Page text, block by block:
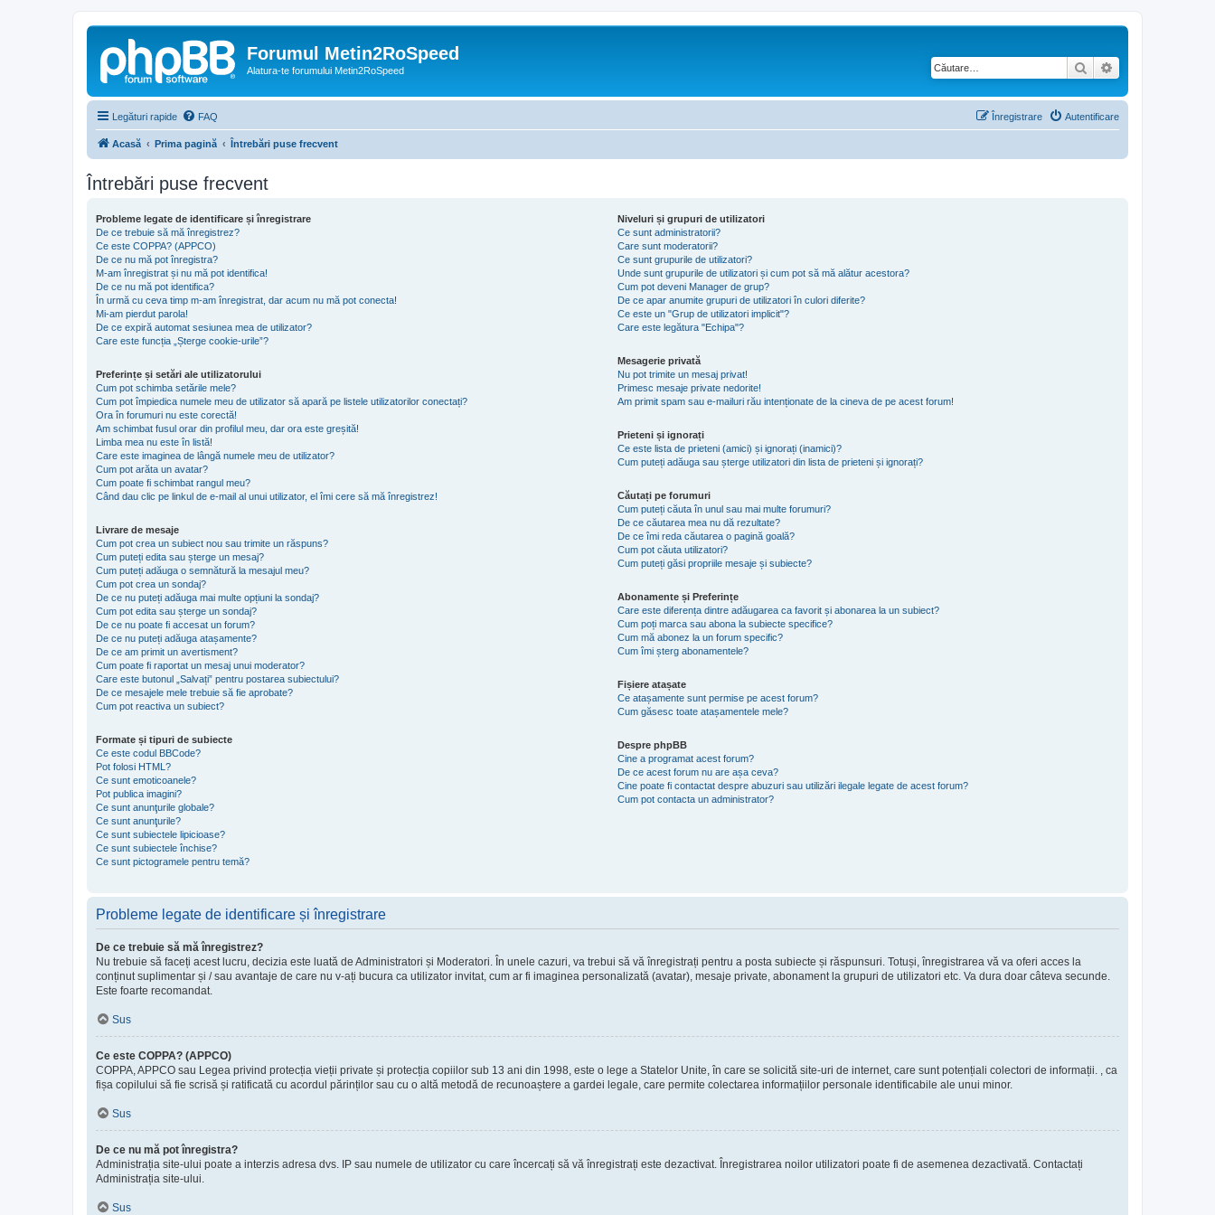
Forumul Metin2RoSpeed
Alatura-te forumului Metin2RoSpeed Căutare
Legături rapide FAQ Autentificare
Înregistrare
Acasă Prima pagină Întrebări puse frecvent
Întrebări puse frecvent
Probleme legate de identificare și înregistrare
De ce trebuie să mă înregistrez?
Ce este COPPA? (APPCO)
De ce nu mă pot înregistra?
M-am înregistrat și nu mă pot identifica!
De ce nu mă pot identifica?
În urmă cu ceva timp m-am înregistrat, dar acum nu mă pot conecta!
Mi-am pierdut parola!
De ce expiră automat sesiunea mea de utilizator?
Care este funcția „Șterge cookie-urile”?
Preferințe și setări ale utilizatorului
Cum pot schimba setările mele?
Cum pot împiedica numele meu de utilizator să apară pe listele utilizatorilor conectați?
Ora în forumuri nu este corectă!
Am schimbat fusul orar din profilul meu, dar ora este greșită!
Limba mea nu este în listă!
Care este imaginea de lângă numele meu de utilizator?
Cum pot arăta un avatar?
Cum poate fi schimbat rangul meu?
Când dau clic pe linkul de e-mail al unui utilizator, el îmi cere să mă înregistrez!
Livrare de mesaje
Cum pot crea un subiect nou sau trimite un răspuns?
Cum puteți edita sau șterge un mesaj?
Cum puteți adăuga o semnătură la mesajul meu?
Cum pot crea un sondaj?
De ce nu puteți adăuga mai multe opțiuni la sondaj?
Cum pot edita sau șterge un sondaj?
De ce nu poate fi accesat un forum?
De ce nu puteți adăuga atașamente?
De ce am primit un avertisment?
Cum poate fi raportat un mesaj unui moderator?
Care este butonul „Salvați” pentru postarea subiectului?
De ce mesajele mele trebuie să fie aprobate?
Cum pot reactiva un subiect?
Formate și tipuri de subiecte
Ce este codul BBCode?
Pot folosi HTML?
Ce sunt emoticoanele?
Pot publica imagini?
Ce sunt anunţurile globale?
Ce sunt anunţurile?
Ce sunt subiectele lipicioase?
Ce sunt subiectele închise?
Ce sunt pictogramele pentru temă?
Niveluri și grupuri de utilizatori
Ce sunt administratorii?
Care sunt moderatorii?
Ce sunt grupurile de utilizatori?
Unde sunt grupurile de utilizatori și cum pot să mă alătur acestora?
Cum pot deveni Manager de grup?
De ce apar anumite grupuri de utilizatori în culori diferite?
Ce este un "Grup de utilizatori implicit"?
Care este legătura "Echipa"?
Mesagerie privată
Nu pot trimite un mesaj privat!
Primesc mesaje private nedorite!
Am primit spam sau e-mailuri rău intenționate de la cineva de pe acest forum!
Prieteni și ignorați
Ce este lista de prieteni (amici) și ignorați (inamici)?
Cum puteți adăuga sau șterge utilizatori din lista de prieteni și ignorați?
Căutați pe forumuri
Cum puteți căuta în unul sau mai multe forumuri?
De ce căutarea mea nu dă rezultate?
De ce îmi reda căutarea o pagină goală?
Cum pot căuta utilizatori?
Cum puteți găsi propriile mesaje și subiecte?
Abonamente și Preferințe
Care este diferența dintre adăugarea ca favorit și abonarea la un subiect?
Cum poți marca sau abona la subiecte specifice?
Cum mă abonez la un forum specific?
Cum îmi șterg abonamentele?
Fișiere atașate
Ce atașamente sunt permise pe acest forum?
Cum găsesc toate atașamentele mele?
Despre phpBB
Cine a programat acest forum?
De ce acest forum nu are așa ceva?
Cine poate fi contactat despre abuzuri sau utilizări ilegale legate de acest forum?
Cum pot contacta un administrator?
Probleme legate de identificare și înregistrare
De ce trebuie să mă înregistrez?
Nu trebuie să faceți acest lucru, decizia este luată de Administratori și Moderatori. În unele cazuri, va trebui să vă înregistrați pentru a posta subiecte și răspunsuri. Totuși, înregistrarea vă va oferi acces la
conținut suplimentar și / sau avantaje de care nu v-ați bucura ca utilizator invitat, cum ar fi imaginea personalizată (avatar), mesaje private, abonament la grupuri de utilizatori etc. Va dura doar câteva secunde.
Este foarte recomandat.
Sus
Ce este COPPA? (APPCO)
COPPA, APPCO sau Legea privind protecția vieții private și protecția copiilor sub 13 ani din 1998, este o lege a Statelor Unite, în care se solicită site-uri de internet, care sunt potențiali colectori de informații. , ca
fișa copilului să fie scrisă și ratificată cu acordul părinților sau cu o altă metodă de recunoaștere a gardei legale, care permite colectarea informațiilor personale identificabile ale unui minor.
Sus
De ce nu mă pot înregistra?
Administrația site-ului poate a interzis adresa dvs. IP sau numele de utilizator cu care încercați să vă înregistrați este dezactivat. Înregistrarea noilor utilizatori poate fi de asemenea dezactivată. Contactați
Administrația site-ului.
Sus